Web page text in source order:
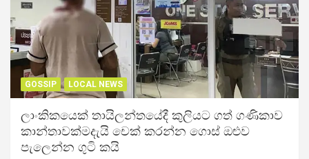
GOSSIP LOCAL NEWS
ලාංකිකයෙක් තායිලන්තයේදී කුලියට ගත් ගණිකාව
කාන්තාවක්මදැයි චෙක් කරන්න ගොස් ඔළුව
පැලෙන්න ගුටි කයි